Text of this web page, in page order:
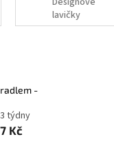
lavičky
-
týdny
Kč